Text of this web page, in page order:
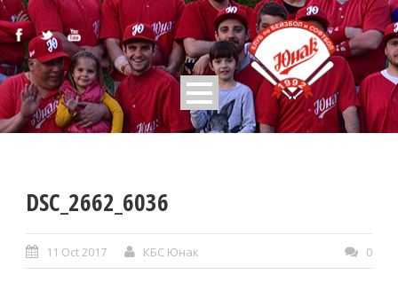
DSC_2662_6036
11 Oct 2017 КБС Юнак 0